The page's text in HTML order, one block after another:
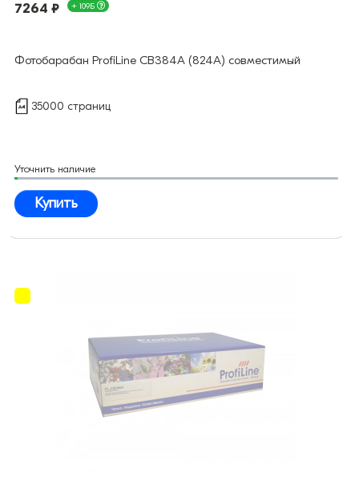
7264 ₽ + 109Б
Фотобарабан ProfiLine CB384A (824A) совместимый
35000 страниц
Уточнить наличие
Купить